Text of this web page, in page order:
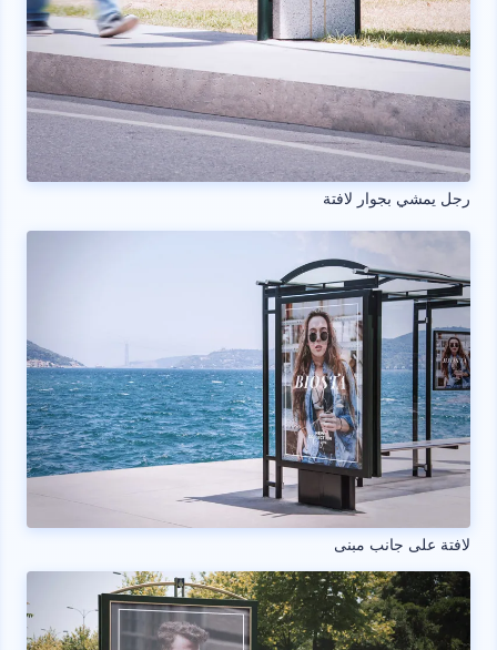
رجل يمشي بجوار لافتة
لافتة على جانب مبنى